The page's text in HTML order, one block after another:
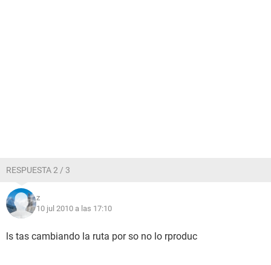
RESPUESTA 2 / 3
z
10 jul 2010 a las 17:10
ls tas cambiando la ruta por so no lo rproduc